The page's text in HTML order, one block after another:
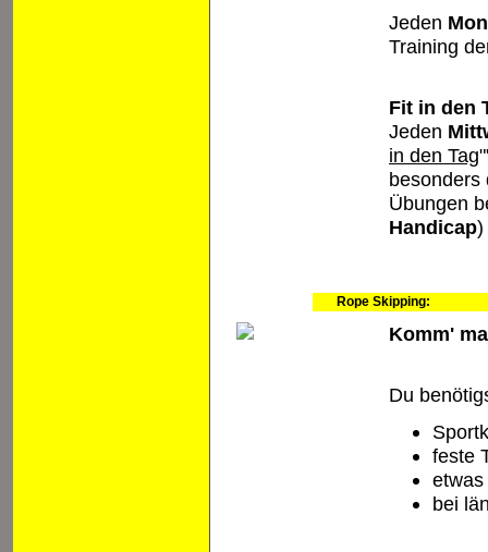
Jeden
Training
Fit in den
Jeden
in den Tag
besonders
Übungen
Handicap)
Rope Skipping:
Komm'
Du
feste
bei